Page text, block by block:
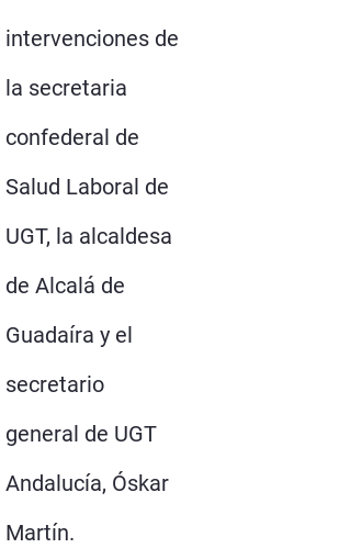
intervenciones de
la secretaria
confederal de
Salud Laboral de
UGT, la alcaldesa
de Alcalá de
Guadaíra y el
secretario
general de UGT
Andalucía, Óskar
Martín.